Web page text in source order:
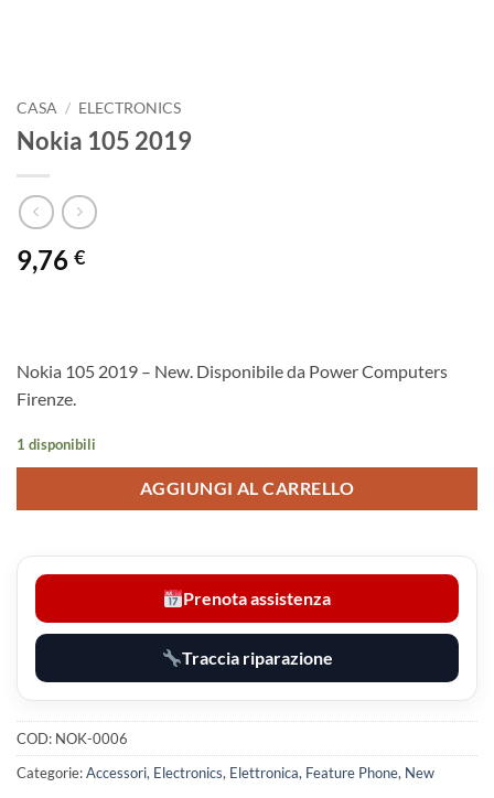
CASA / ELECTRONICS
Nokia 105 2019
9,76 €
Nokia 105 2019 – New. Disponibile da Power Computers
Firenze.
1 disponibili
AGGIUNGI AL CARRELLO
Prenota assistenza
Traccia riparazione
COD: NOK-0006
Categorie:Accessori, Electronics, Elettronica, Feature Phone, New